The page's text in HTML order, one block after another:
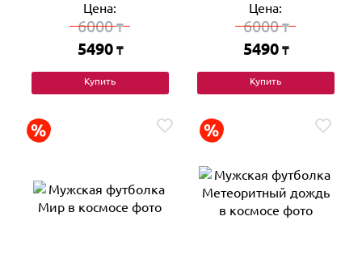
Цена:
6000₸
5490 ₸
Купить
Цена:
6000₸
5490 ₸
Купить